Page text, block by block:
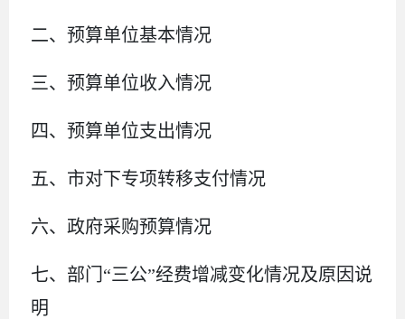
二、预算单位基本情况
三、预算单位收入情况
四、 预算单位支出情况
五、 市对下专项转移支付情况
六、 政府采购预算情况
七、部门“三公”经费增减变化情况及原因说
明